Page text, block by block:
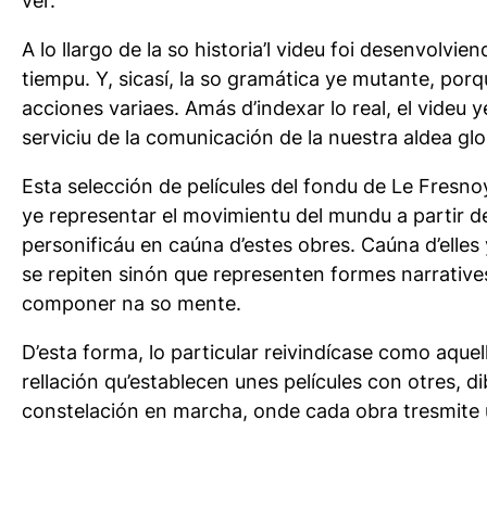
A lo llargo de la so historia’l videu foi
tiempu. Y, sicasí, la so gramática ye mutante,
acciones variaes. Amás d’indexar lo real, el
serviciu de la comunicación de la nuestra aldea
Esta selección de películes del fondu de Le
ye representar el movimientu del mundu a partir
personificáu en caúna d’estes obres. Caúna
se repiten sinón que representen formes
componer na so mente.
D’esta forma, lo particular reivindícase como
rellación qu’establecen unes películes con otres,
constelación en marcha, onde cada obra